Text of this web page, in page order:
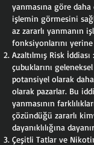
yanmasına göre
işlemin görmesini
az zararlı yanmanın
fonksiyonlarını
Azaltılmış Risk
çubuklarını
potansiyel olarak
olarak pazarlar. Bu
yanmasının
çözündüğü zararlı
dayanıklılığına
Çeşitli Tatlar ve